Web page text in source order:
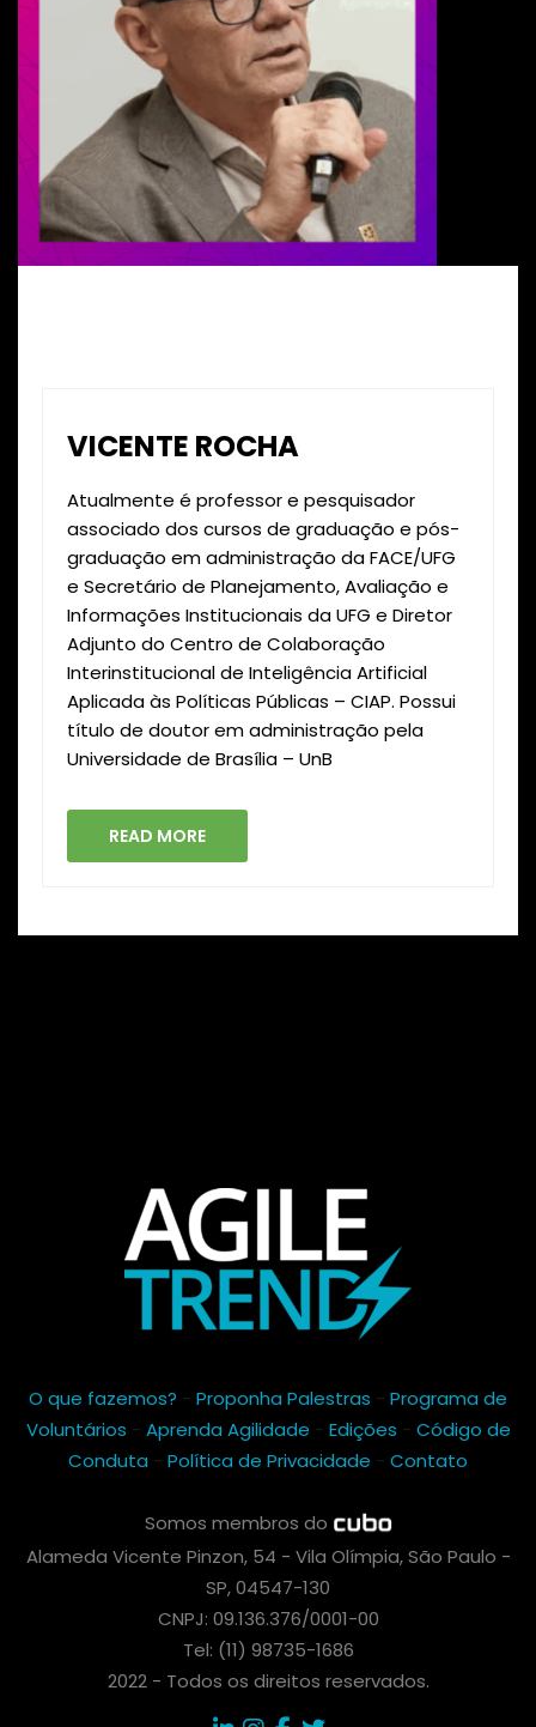
VICENTE ROCHA
Atualmente é professor e pesquisador
associado dos cursos de graduação e pós-
graduação em administração da FACE/UFG
e Secretário de Planejamento, Avaliação e
Informações Institucionais da UFG e Diretor
Adjunto do Centro de Colaboração
Interinstitucional de Inteligência Artificial
Aplicada às Políticas Públicas – CIAP. Possui
título de doutor em administração pela
Universidade de Brasília – UnB
READ MORE
O que fazemos? - Proponha Palestras - Programa de
Voluntários - Aprenda Agilidade - Edições - Código de
Conduta - Política de Privacidade - Contato
Somos membros do
Alameda Vicente Pinzon, 54 - Vila Olímpia, São Paulo -
SP, 04547-130
CNPJ: 09.136.376/0001-00
Tel: (11) 98735-1686
2022 - Todos os direitos reservados.